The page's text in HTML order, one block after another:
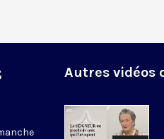
Autres vidéos